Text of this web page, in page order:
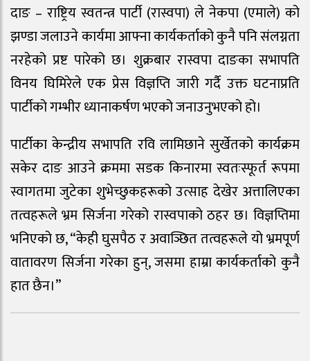
दाङ – राष्ट्रिय स्वतन्त्र पार्टी (रास्वपा) ले नेकपा (एमाले) को
झण्डा जलाउने कार्यमा आफ्ना कार्यकर्ताको कुनै पनि संलग्नता
नरहेको प्रष्ट पारेको छ। शुक्रबार रास्वपा दाङका सभापति
विनय घिमिरेले एक प्रेस विज्ञप्ति जारी गर्दै उक्त घटनाप्रति
पार्टीको गम्भीर ध्यानाकर्षण भएको जनाउनुभएको हो।
पार्टीका केन्द्रीय सभापति रवि लामिछाने सुर्खेतको कार्यक्रम
सकेर दाङ आउने क्रममा सडक किनारमा स्वतःस्फूर्त रूपमा
स्वागतमा जुटेका शुभेच्छुकहरूको उत्साह देखेर अत्तालिएका
तत्वहरूले भ्रम सिर्जना गरेको रास्वपाको ठहर छ। विज्ञप्तिमा
भनिएको छ, “केही घुसपैठ र अवाञ्छित तत्वहरूले यो भ्रमपूर्ण
वातावरण सिर्जना गरेका हुन्, जसमा हाम्रा कार्यकर्ताको कुनै
हात छैन।”